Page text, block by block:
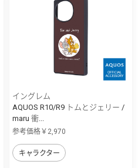
イングレム
AQUOS R10/R9 トムとジェリー /
maru 衝...
参考価格￥2,970
キャラクター